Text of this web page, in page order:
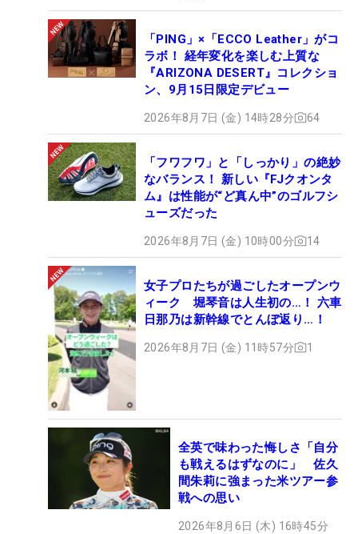
「PING」×「ECCO Leather」がコ
ラボ！ 経年変化を楽しむ上質な
『ARIZONA DESERT』コレクショ
ン、9月15日限定デビュー
2026年8月7日 (金) 14時28分 64
「フワフワ」と「しっかり」の絶妙
なバランス！ 新しい『FJクオンタ
ム』は性能が“ど真ん中”のゴルフシ
ューズだった
2026年8月7日 (金) 10時00分 14
女子プロたちが過ごしたオープンウ
ィーク 堀琴音は人生初の…！ 六車
日那乃は新幹線でとんぼ返り…！
2026年8月7日 (金) 11時57分 1
全英で味わった悔しさ「自分
も戦えるはずなのに」 佐久
間朱莉に強まった米ツアー参
戦への思い
2026年8月6日 (木) 16時45分